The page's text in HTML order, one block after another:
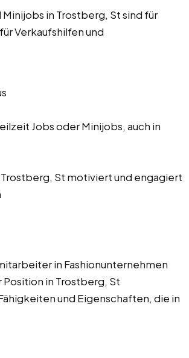
in Trostberg, St sind für
Verkaufshilfen und
Jobs oder Minijobs, auch in
St motiviert und engagiert
in Fashionunternehmen
in Trostberg, St
und Eigenschaften, die in